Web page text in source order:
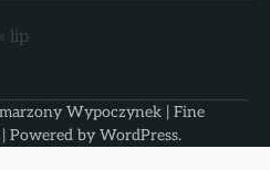
« lip
Wypoczynek| Fine
| Powered by WordPress.